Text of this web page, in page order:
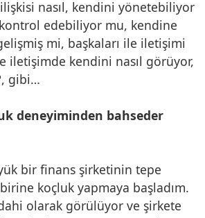
nasıl, kendini yönetebiliyor
edebiliyor mu, kendine
mi, başkaları ile iletişimi
iletişimde kendini nasıl görüyor,
gibi…
deneyiminden bahseder
bir finans şirketinin tepe
koçluk yapmaya başladım.
olarak görülüyor ve şirkete